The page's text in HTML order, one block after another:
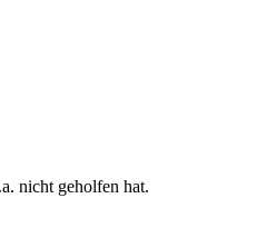
nicht geholfen hat.